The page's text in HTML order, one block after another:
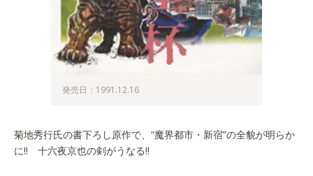
発売日：1991.12.16
菊地秀行氏の書下ろし原作で、“魔界都市・新宿”の全貌が明らか
に!! 十六夜京也の剣がうなる!!